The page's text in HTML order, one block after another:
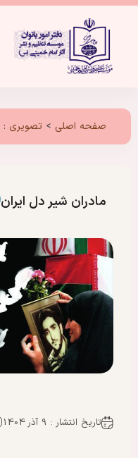
صفحه اصلی > تصویری :
مادران شیر دل ایران
تاریخ انتشار : 9 آذر 1404